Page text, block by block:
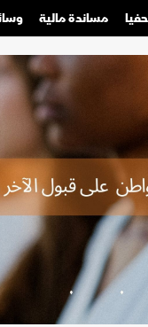
محترف
مواطن
مساندة مالية